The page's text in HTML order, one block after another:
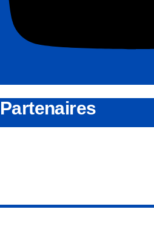
Partenaires